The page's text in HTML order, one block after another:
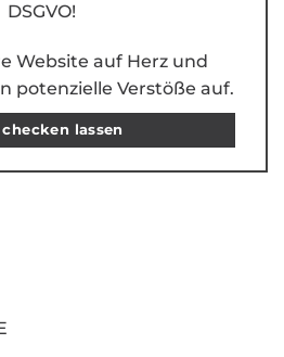
DSGVO!
Website auf Herz und
potenzielle Verstöße auf.
lassen